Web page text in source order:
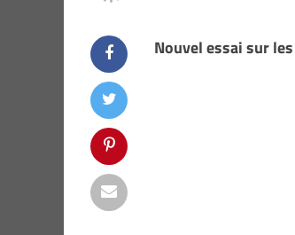
Nouvel essai sur